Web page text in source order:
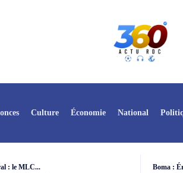
Culture Économie National
: le MLC... Boma :